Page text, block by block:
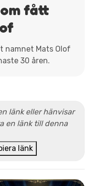
fått
namnet Mats Olof
30 åren.
länk eller hänvisar
en länk till denna
länk